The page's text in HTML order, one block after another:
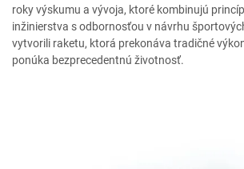
roky výskumu a vývoja, ktoré kombinujú
inžinierstva s odbornosťou v návrhu
vytvorili raketu, ktorá prekonáva tradičné
ponúka bezprecedentnú životnosť.